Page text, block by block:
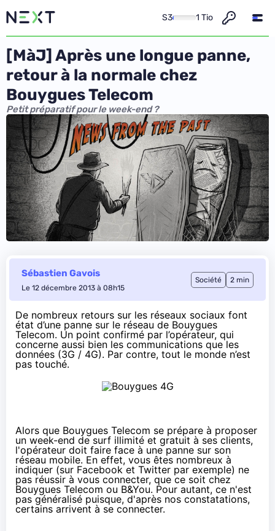
S3 1 Tio
[MàJ] Après une longue panne,
retour à la normale chez
Bouygues Telecom
Petit préparatif pour le week-end ?
Sébastien Gavois
Le 12 décembre 2013 à 08h15
Société 2 min
De nombreux retours sur les réseaux sociaux font
état d’une panne sur le réseau de Bouygues
Telecom. Un point confirmé par l’opérateur, qui
concerne aussi bien les communications que les
données (3G / 4G). Par contre, tout le monde n’est
pas touché.
Alors que Bouygues Telecom se prépare à proposer
un week-end de surf illimité et gratuit à ses clients,
l'opérateur doit faire face à une panne sur son
réseau mobile. En effet, vous êtes nombreux à
indiquer (sur Facebook et Twitter par exemple) ne
pas réussir à vous connecter, que ce soit chez
Bouygues Telecom ou B&You. Pour autant, ce n'est
pas généralisé puisque, d'après nos constatations,
certains arrivent à se connecter.